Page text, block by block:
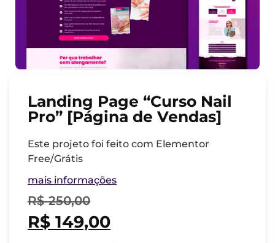
Landing Page “Curso Nail
Pro” [Página de Vendas]
Este projeto foi feito com Elementor
Free/Grátis
mais informações
R$250,00
R$ 149,00